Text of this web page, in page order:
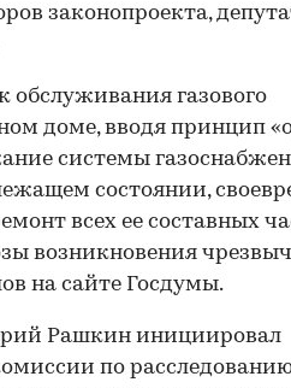
законопроекта,
обслуживания газового
доме, вводя принцип
системы
состоянии,
всех ее составных
возникновения
на сайте Госдумы.
Рашкин инициировал
по